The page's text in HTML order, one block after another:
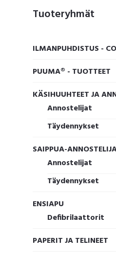
Ensisijainen
Tuoteryhmät
ILMANPUHDISTUS -
PUUMA® - TUOTTEET
KÄSIHUUHTEET JA
Annostelijat
Täydennykset
SAIPPUA-
Annostelijat
Täydennykset
ENSIAPU
Defibrilaattorit
PAPERIT JA TELINEET